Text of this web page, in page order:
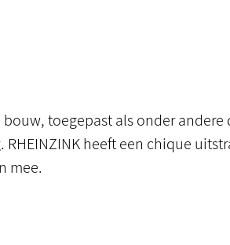
bouw, toegepast als onder
heeft een chique
mee.